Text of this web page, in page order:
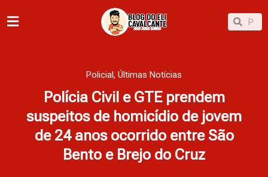
para
Pesquisar
Policial, Últimas Notícias
Polícia Civil e GTE prendem
suspeitos de homicídio de jovem
de 24 anos ocorrido entre São
Bento e Brejo do Cruz